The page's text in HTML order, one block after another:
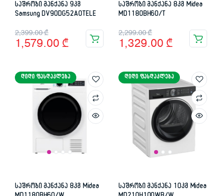
საშრობი მანქანა 9კგ
Samsung DV90DG52A0TELE
2,399.00₾
Original
price
2,399.00 ₾.
1,579.00 ₾
Current
price
1,579.00 ₾.
საშრობი მანქანა 8კგ Midea
MD1180BH60/T
2,299.00₾
Original
price
2,299.00 ₾.
1,329.00 ₾
Current
price
1,329.00 ₾.
ᲓᲘᲓᲘ ᲤᲐᲡᲓᲐᲙᲚᲔᲑᲐ
საშრობი მანქანა 8კგ Midea
ᲓᲘᲓᲘ ᲤᲐᲡᲓᲐᲙᲚᲔᲑᲐ
საშრობი მანქანა 10კგ Midea